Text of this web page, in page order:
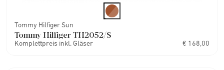
Tommy Hilfiger Sun
Tommy Hilfiger TH2052/S
Komplettpreis inkl. Gläser € 168,00